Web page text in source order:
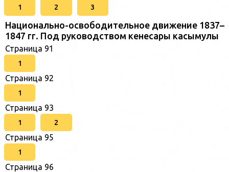
1 2 3
Национально-освободительное движение 1837–
1847 гг. Под руководством кенесары касымулы
Страница 91
1
Страница 92
1
Страница 93
1 2
Страница 95
1
Страница 96